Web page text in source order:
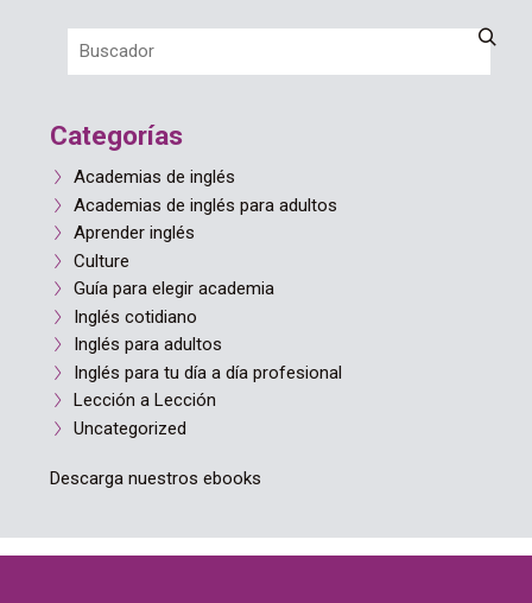
Categorías
Academias de inglés
Academias de inglés para adultos
Aprender inglés
Culture
Guía para elegir academia
Inglés cotidiano
Inglés para adultos
Inglés para tu día a día profesional
Lección a Lección
Uncategorized
Descarga nuestros ebooks